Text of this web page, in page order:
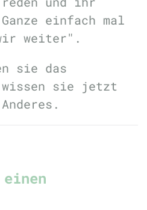
einfach mal
weiter".
sie das
sie jetzt